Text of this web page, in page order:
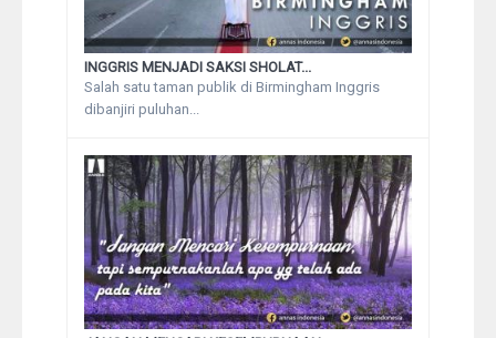
INGGRIS MENJADI SAKSI SHOLAT...
Salah satu taman publik di Birmingham Inggris
dibanjiri puluhan...